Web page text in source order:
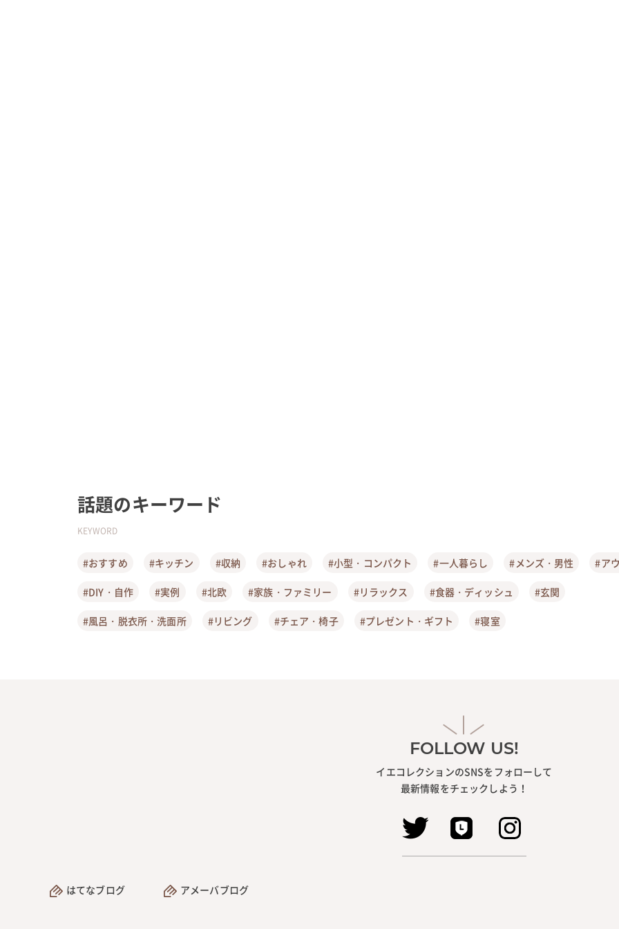
話題のキーワード
KEYWORD
#おすすめ #キッチン #収納 #おしゃれ #小型・コンパクト #一人暮らし #メンズ・男性 #ア
#DIY・自作 #実例 #北欧 #家族・ファミリー #リラックス #食器・ディッシュ #玄関
#風呂・脱衣所・洗面所 #リビング #チェア・椅子 #プレゼント・ギフト #寝室
FOLLOW US!
イエコレクションのSNSをフォローして
最新情報をチェックしよう！
はてなブログ アメーバブログ